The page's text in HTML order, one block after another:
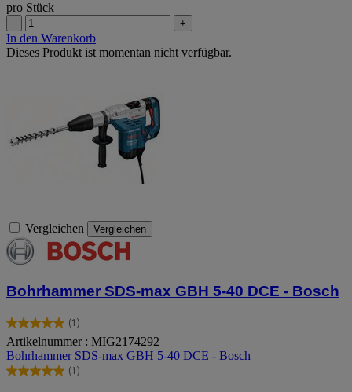
pro Stück
- +
In den Warenkorb
Dieses Produkt ist momentan nicht verfügbar.
Vergleichen Vergleichen
Bohrhammer SDS-max GBH 5-40 DCE - Bosch
(1)
5.0
von
5
Sternen.
Artikelnummer : MIG2174292
Bohrhammer SDS-max GBH 5-40 DCE - Bosch
(1)
5.0